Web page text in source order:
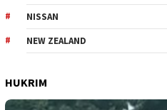
NISSAN
NEW ZEALAND
HUKRIM